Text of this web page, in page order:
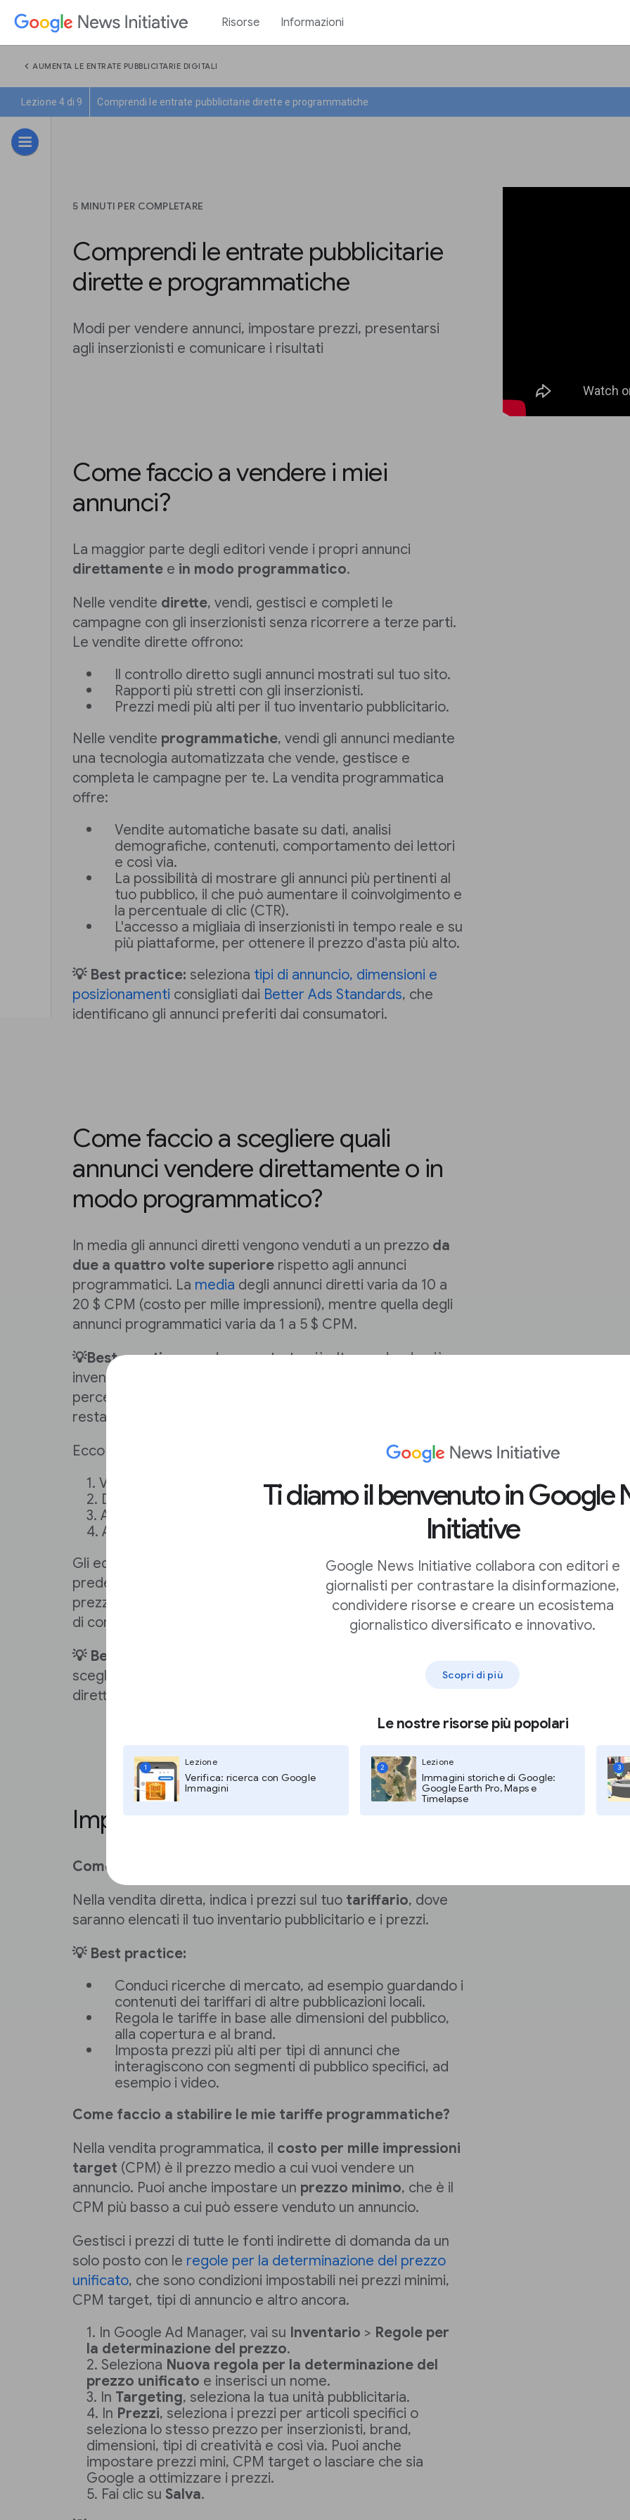
Risorse Informazioni
Ti diamo il benvenuto in Google
Initiative
Google News Initiative collabora con editori e
giornalisti per contrastare la disinformazione,
condividere risorse e creare un ecosistema
giornalistico diversificato e innovativo.
Scopri di più
Le nostre risorse più popolari
1
Lezione
Verifica: ricerca con Google
Immagini
2
Lezione
Immagini storiche di Google:
Google Earth Pro, Maps e
Timelapse
3
chevron_left AUMENTA LE ENTRATE PUBBLICITARIE DIGITALI
Lezione 4 di 9 Comprendi le entrate pubblicitarie dirette e programmatiche
5 MINUTI PER COMPLETARE
Comprendi le entrate pubblicitarie
dirette e programmatiche
Modi per vendere annunci, impostare prezzi, presentarsi
agli inserzionisti e comunicare i risultati
Come faccio a vendere i miei
annunci?
La maggior parte degli editori vende i propri annunci
direttamente e in modo programmatico.
Nelle vendite dirette, vendi, gestisci e completi le
campagne con gli inserzionisti senza ricorrere a terze parti.
Le vendite dirette offrono:
Il controllo diretto sugli annunci mostrati sul tuo sito.
Rapporti più stretti con gli inserzionisti.
Prezzi medi più alti per il tuo inventario pubblicitario.
Nelle vendite programmatiche, vendi gli annunci mediante
una tecnologia automatizzata che vende, gestisce e
completa le campagne per te. La vendita programmatica
offre:
Vendite automatiche basate su dati, analisi
demografiche, contenuti, comportamento dei lettori
e così via.
La possibilità di mostrare gli annunci più pertinenti al
tuo pubblico, il che può aumentare il coinvolgimento e
la percentuale di clic (CTR).
L'accesso a migliaia di inserzionisti in tempo reale e su
più piattaforme, per ottenere il prezzo d'asta più alto.
💡 Best practice: seleziona tipi di annuncio, dimensioni e
posizionamenti consigliati dai Better Ads Standards, che
identificano gli annunci preferiti dai consumatori.
Come faccio a scegliere quali
annunci vendere direttamente o in
modo programmatico?
In media gli annunci diretti vengono venduti a un prezzo da
due a quattro volte superiore rispetto agli annunci
programmatici. La media degli annunci diretti varia da 10 a
20 $ CPM (costo per mille impressioni), mentre quella degli
annunci programmatici varia da 1 a 5 $ CPM.
💡Best practice:guadagna entrate più alte vendendo più
inventario possibile direttamente (aumentando la
percentuale di sell-through diretta) e vendendo l'inventario
restante in modo programmatico.
Ecco come potresti assegnare le priorità al tuo inventario:
Vendite dirette
Deal garantiti e preferred deal programmatici
Aste private programmatiche
Aste aperte programmatiche
Gli editori che usano AdSense godono per impostazione
predefinita dei vantaggi dell'
allocazione dinamica , che offre il
prezzo più alto per gli annunci consentendo agli inserzionisti
di competere in tempo reale con gli inserzionisti garantiti.
💡 Best practice:
scegliere con quale priorità vendere gli annunci
direttamente o in modo programmatico.
Imposta i prezzi
Come stabilisco le mie tariffe dirette?
Nella vendita diretta, indica i prezzi sul tuo tariffario, dove
saranno elencati il tuo inventario pubblicitario e i prezzi.
💡 Best practice:
Conduci ricerche di mercato, ad esempio guardando i
contenuti dei tariffari di altre pubblicazioni locali.
Regola le tariffe in base alle dimensioni del pubblico,
alla copertura e al brand.
Imposta prezzi più alti per tipi di annunci che
interagiscono con segmenti di pubblico specifici, ad
esempio i video.
Come faccio a stabilire le mie tariffe programmatiche?
Nella vendita programmatica, il costo per mille impressioni
target (CPM) è il prezzo medio a cui vuoi vendere un
annuncio. Puoi anche impostare un prezzo minimo, che è il
CPM più basso a cui può essere venduto un annuncio.
Gestisci i prezzi di tutte le fonti indirette di domanda da un
solo posto con le regole per la determinazione del prezzo
unificato, che sono condizioni impostabili nei prezzi minimi,
CPM target, tipi di annuncio e altro ancora.
In Google Ad Manager, vai su Inventario > Regole per
la determinazione del prezzo.
Seleziona Nuova regola per la determinazione del
prezzo unificato e inserisci un nome.
In Targeting, seleziona la tua unità pubblicitaria.
In Prezzi, seleziona i prezzi per articoli specifici o
seleziona lo stesso prezzo per inserzionisti, brand,
dimensioni, tipi di creatività e così via. Puoi anche
impostare prezzi mini, CPM target o lasciare che sia
Google a ottimizzare i prezzi.
Fai clic su Salva.